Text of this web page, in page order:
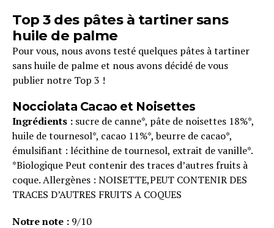
Top 3 des pâtes à tartiner sans
huile de palme
Pour vous, nous avons testé quelques pâtes à tartiner
sans huile de palme et nous avons décidé de vous
publier notre Top 3 !
Nocciolata Cacao et Noisettes
Ingrédients : sucre de canne*, pâte de noisettes 18%*,
huile de tournesol*, cacao 11%*, beurre de cacao*,
émulsifiant : lécithine de tournesol, extrait de vanille*.
*Biologique Peut contenir des traces d’autres fruits à
coque. Allergènes : NOISETTE,PEUT CONTENIR DES
TRACES D’AUTRES FRUITS A COQUES
Notre note : 9/10